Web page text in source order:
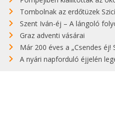
Tombolnak az erdőtüzek
Szent Iván-éj – A lángoló
Graz adventi vásárai
Már 200 éves a „Csendes éj!
A nyári napforduló éjjelén legendás